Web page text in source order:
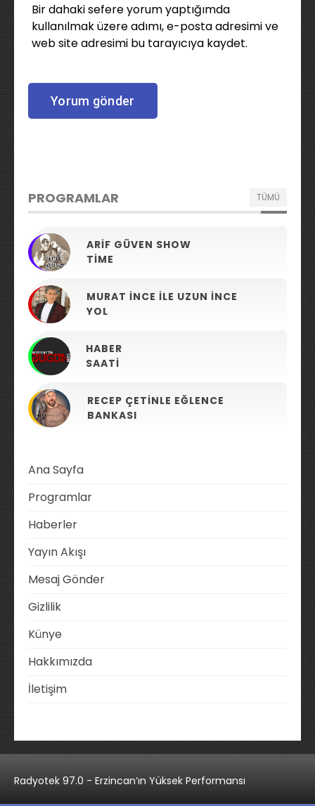
Bir dahaki sefere yorum yaptığımda
kullanılmak üzere adımı, e-posta adresimi ve
web site adresimi bu tarayıcıya kaydet.
PROGRAMLAR TÜMÜ
ARIF GÜVEN SHOW
TIME
MURAT İNCE ILE UZUN İNCE
YOL
HABER
SAATI
RECEP ÇETINLE EĞLENCE
BANKASI
Ana Sayfa
Programlar
Haberler
Yayın Akışı
Mesaj Gönder
Gizlilik
Künye
Hakkımızda
İletişim
Radyotek 97.0 - Erzincan’ın Yüksek Performansı